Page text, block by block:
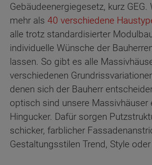
Gebäudeenergiegesetz, kurz GEG.
mehr als 40 verschiedene
alle trotz standardisierter
individuelle Wünsche der
lassen. So gibt es alle
verschiedenen
denen sich der Bauherr
optisch sind unsere Massivhäuser
Hingucker. Dafür sorgen
schicker, farblicher
Gestaltungsstilen Trend, Style